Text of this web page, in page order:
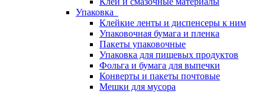
Упаковка
Клейкие ленты и диспенсеры к ним
Упаковочная бумага и пленка
Пакеты упаковочные
Упаковка для пищевых продуктов
Фольга и бумага для выпечки
Конверты и пакеты почтовые
Мешки для мусора